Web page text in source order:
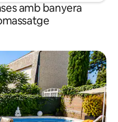
amb banyera